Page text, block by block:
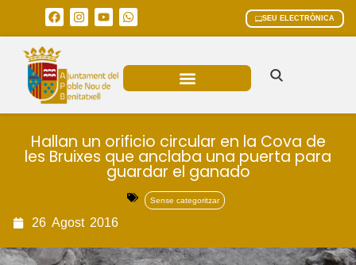
SEU ELECTRÒNICA
Hallan un orificio circular en la Cova de
les Bruixes que anclaba una puerta para
guardar el ganado
Sense categoritzar
26 Agost 2016